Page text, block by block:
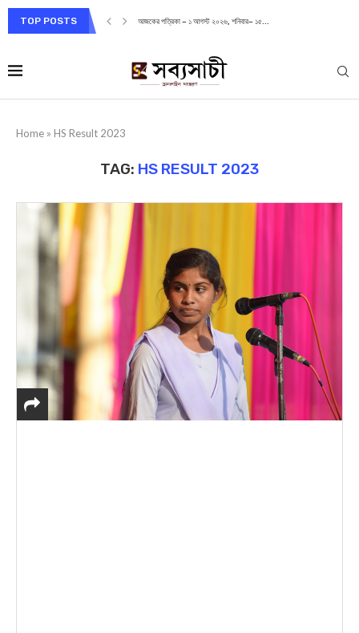
TOP POSTS আজকের পত্রিকা – ১ আগস্ট ২০২৬, শনিবার– ১৫...
Home » HS Result 2023
TAG: HS RESULT 2023